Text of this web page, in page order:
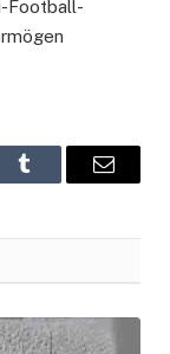
Football-
Tumblr Email